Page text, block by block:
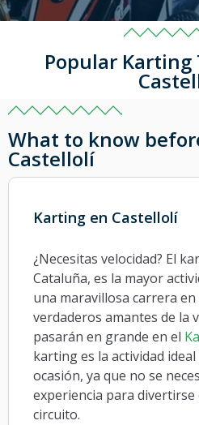
Popular
What to know
Castellolí
Karting en Castellolí
¿Necesitas velocidad? El
Cataluña, es la mayor
una maravillosa carrera en
verdaderos amantes de la
pasarán en grande en el
karting es la actividad
ocasión, ya que no se
experiencia para divertirse
circuito.